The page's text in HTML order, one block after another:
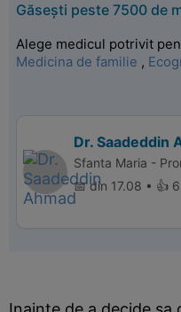
Găsești peste 7500 de
Alege medicul potrivit
Medicina de familie ,
Dr. Saadeddin
Sfanta Maria -
📅 din 17.08 • 👍 6